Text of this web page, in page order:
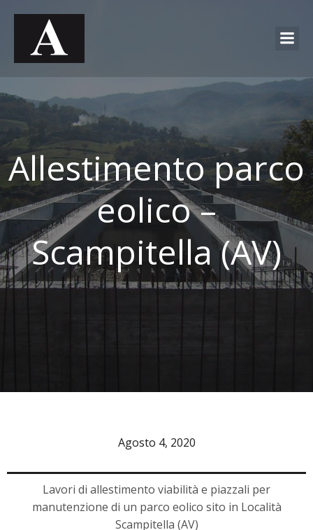
Allestimento parco
eolico –
Scampitella (AV)
Agosto 4, 2020
Lavori di allestimento viabilità e piazzali per
manutenzione di un parco eolico sito in Località
Scampitella (AV)